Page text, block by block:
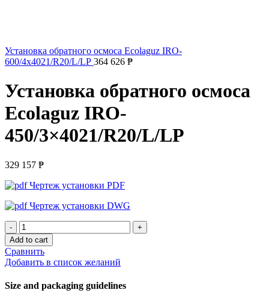
Установка обратного осмоса Ecolaguz IRO-
600/4x4021/R20/L/LP 364 626 ₱
Установка обратного осмоса
Ecolaguz IRO-
450/3×4021/R20/L/LP
329 157 ₱
Чертеж установки PDF
Чертеж установки DWG
Установка
обратного
осмоса
Ecolaguz
IRO-
450/3x4021/R20/L/LP
quantity
Add to cart
Сравнить
Добавить в список желаний
Size and packaging guidelines